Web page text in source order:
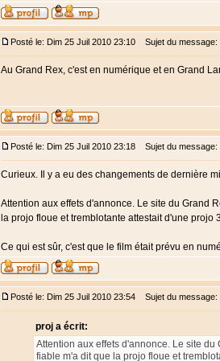
Posté le: Dim 25 Juil 2010 23:10 Sujet du message:
Au Grand Rex, c'est en numérique et en Grand
Posté le: Dim 25 Juil 2010 23:18 Sujet du message:
Curieux. Il y a eu des changements de dernière
Attention aux effets d'annonce. Le site du Grand
la projo floue et tremblotante attestait d'une
Ce qui est sûr, c'est que le film était prévu en
Posté le: Dim 25 Juil 2010 23:54 Sujet du message:
proj a écrit:
Attention aux effets d'annonce. Le site
fiable m'a dit que la projo floue et